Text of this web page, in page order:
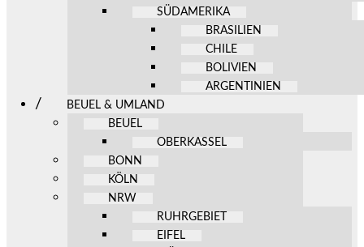
SÜDAMERIKA
BRASILIEN
CHILE
BOLIVIEN
ARGENTINIEN
BEUEL & UMLAND
BEUEL
OBERKASSEL
BONN
KÖLN
NRW
RUHRGEBIET
EIFEL